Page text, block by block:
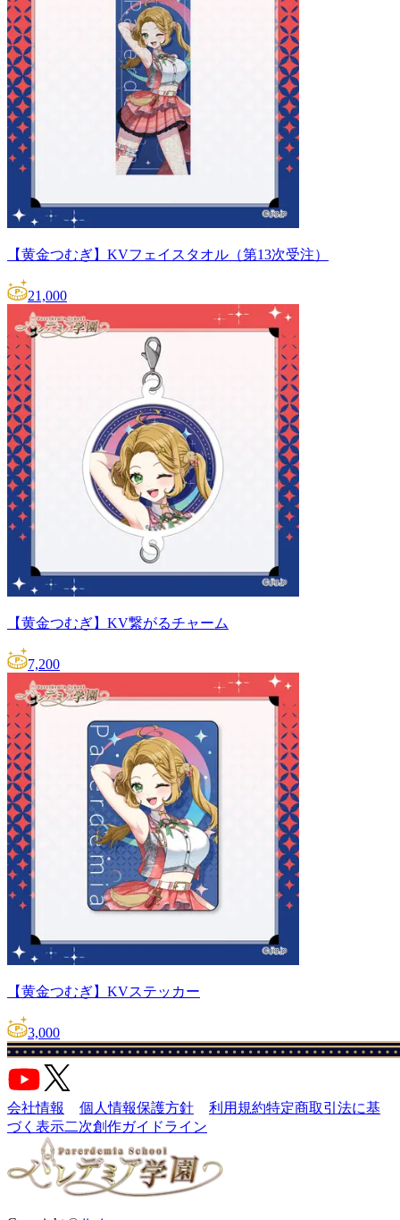
【黄金つむぎ】KVフェイスタオル（第13次受注）
21,000
【黄金つむぎ】KV繋がるチャーム
7,200
【黄金つむぎ】KVステッカー
3,000
会社情報 個人情報保護方針 利用規約特定商取引法に基
づく表示二次創作ガイドライン